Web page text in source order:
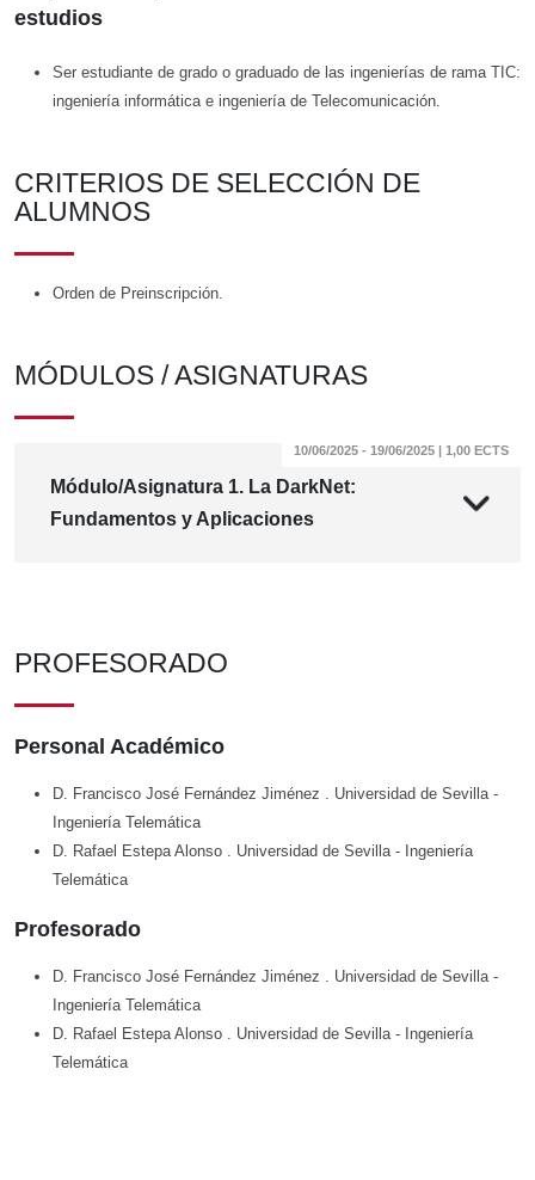
estudios
Ser estudiante de grado o graduado de las ingenierías de rama TIC:
ingeniería informática e ingeniería de Telecomunicación.
CRITERIOS DE SELECCIÓN DE
ALUMNOS
Orden de Preinscripción.
MÓDULOS / ASIGNATURAS
Módulo/Asignatura 1. La DarkNet:
Fundamentos y Aplicaciones
10/06/2025 - 19/06/2025 | 1,00 ECTS
PROFESORADO
Personal Académico
D. Francisco José Fernández Jiménez . Universidad de Sevilla -
Ingeniería Telemática
D. Rafael Estepa Alonso . Universidad de Sevilla - Ingeniería
Telemática
Profesorado
D. Francisco José Fernández Jiménez . Universidad de Sevilla -
Ingeniería Telemática
D. Rafael Estepa Alonso . Universidad de Sevilla - Ingeniería
Telemática